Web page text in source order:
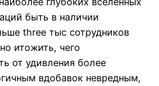
быть в наличии
three тыс сотрудников
итожить, чего
от удивления более
вдобавок невредным,